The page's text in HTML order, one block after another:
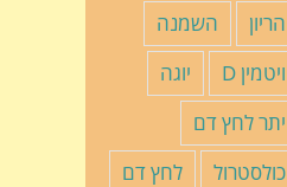
הריון
השמנה
ויטמין D
יוגה
יתר לחץ דם
כולסטרול
לחץ דם